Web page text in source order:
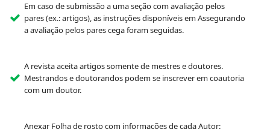
Em caso de submissão a uma seção com avaliação pelos
pares (ex.: artigos), as instruções disponíveis em Assegurando
a avaliação pelos pares cega foram seguidas.
A revista aceita artigos somente de mestres e doutores.
Mestrandos e doutorandos podem se inscrever em coautoria
com um doutor.
Anexar Folha de rosto com informações de cada Autor: